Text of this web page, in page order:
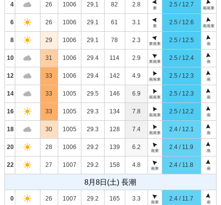
4 26 1006 29.1 82 2.8
東
2.5 / 12.7
南南東
6 26 1006 29.1 61 3.1
東
2.5 / 12.6
南南東
8 29 1006 29.1 78 2.3
東南東
2.5 / 12.5
南
10 31 1006 29.4 114 2.9
東南東
2.5 / 12.4
南
12 33 1006 29.4 142 4.9
南南東
2.5 / 12.3
南
14 33 1005 29.5 146 6.9
南南東
2.5 / 12.3
南
16 33 1005 29.3 134 7.8
南南東
2.5 / 12.2
南
18 30 1005 29.3 128 7.4
南南東
2.4 / 12.1
南
20 28 1006 29.2 139 6.2
南東
2.4 / 11.9
南
22 27 1007 29.2 158 4.8
南東
2.4 / 11.8
南
8月8日(土) 長潮
0 26 1007 29.2 165 3.3
南東
2.4 / 11.7
南